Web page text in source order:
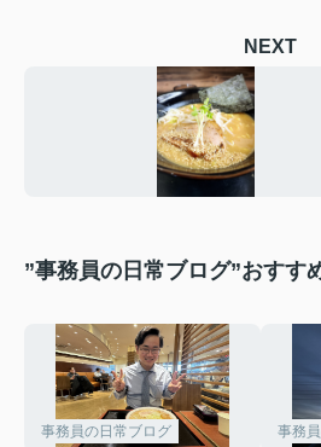
NEXT
”事務員の日常ブログ”おすす
事務員の日常ブログ 事務